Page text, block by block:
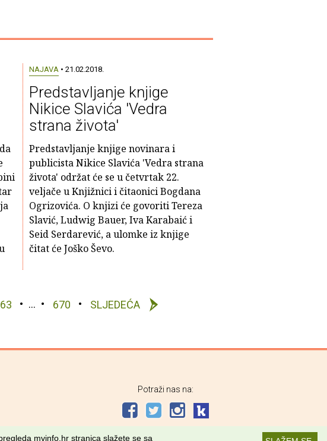
NAJAVA• 21.02.2018.
Predstavljanje knjige
Nikice Slavića 'Vedra
strana života'
Predstavljanje knjige novinara i
publicista Nikice Slavića 'Vedra strana
života' održat će se u četvrtak 22.
veljače u Knjižnici i čitaonici Bogdana
Ogrizovića. O knjizi će govoriti Tereza
Slavić, Ludwig Bauer, Iva Karabaić i
Seid Serdarević, a ulomke iz knjige
čitat će Joško Ševo.
… 670 SLJEDEĆA
jeFiktiv
Potraži nas na:
mvinfo.hr stranica slažete se sa